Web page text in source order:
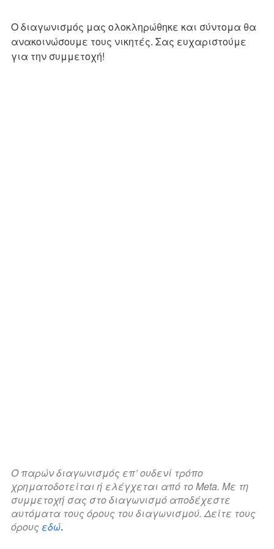
O διαγωνισμός μας ολοκληρώθηκε και σύντομα θα
ανακοινώσουμε τους νικητές. Σας ευχαριστούμε
για την συμμετοχή!
Ο παρών διαγωνισμός επ’ ουδενί τρόπο
χρηματοδοτείται ή ελέγχεται από τοMeta. Με τη
συμμετοχή σας στο διαγωνισμό αποδέχεστε
αυτόματα τους όρους του διαγωνισμού. Δείτε τους
όρους εδώ.